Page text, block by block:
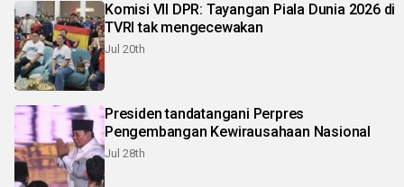
Komisi VII DPR: Tayangan Piala Dunia 2026 di
TVRI tak mengecewakan
Jul 20th
Presiden tandatangani Perpres
Pengembangan Kewirausahaan Nasional
Jul 28th